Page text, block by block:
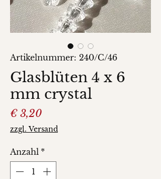
Artikelnummer: 240/C/46
Glasblüten 4 x 6
mm crystal
€ 3,20Preis
zzgl. Versand
Anzahl *